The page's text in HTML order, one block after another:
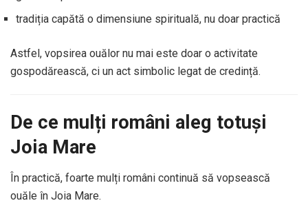
tradiția capătă o dimensiune spirituală, nu doar practică
Astfel, vopsirea ouălor nu mai este doar o activitate
gospodărească, ci un act simbolic legat de credință.
De ce mulți români aleg totuși
Joia Mare
În practică, foarte mulți români continuă să vopsească
ouăle în Joia Mare.